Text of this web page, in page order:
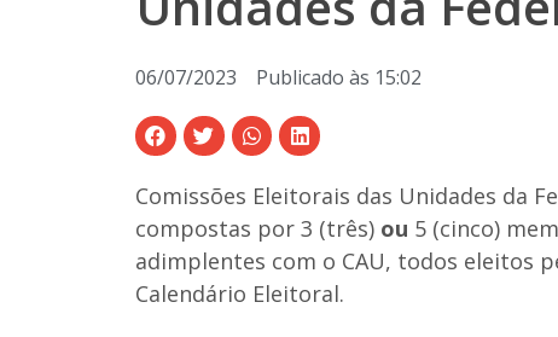
06/07/2023 Publicado às 15:02
Comissões Eleitorais das Unidades da
compostas por 3 (três) ou 5 (cinco)
adimplentes com o CAU, todos eleitos
Calendário Eleitoral.